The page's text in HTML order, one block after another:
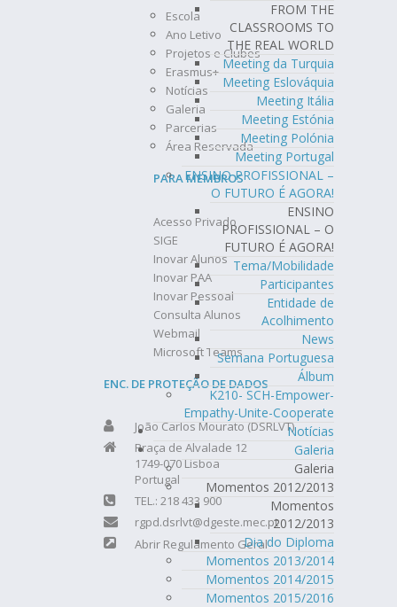
FROM THE
CLASSROOMS TO
THE REAL WORLD
Meeting da Turquia
Meeting Eslováquia
Meeting Itália
Meeting Estónia
Meeting Polónia
Meeting Portugal
ENSINO PROFISSIONAL –
O FUTURO É AGORA!
ENSINO
PROFISSIONAL – O
FUTURO É AGORA!
Tema/Mobilidade
Participantes
Entidade de
Acolhimento
News
Semana Portuguesa
Álbum
K210- SCH-Empower-
Empathy-Unite-Cooperate
Notícias
Galeria
Galeria
Momentos 2012/2013
Momentos
2012/2013
Dia do Diploma
Momentos 2013/2014
Momentos 2014/2015
Momentos 2015/2016
Escola
Ano Letivo
Projetos e Clubes
Erasmus+
Notícias
Galeria
Parcerias
Área Reservada
PARA MEMBROS
Acesso Privado
SIGE
Inovar Alunos
Inovar PAA
Inovar Pessoal
Consulta Alunos
Webmail
Microsoft Teams
ENC. DE PROTEÇÃO DE DADOS
João Carlos Mourato (DSRLVT)
Praça de Alvalade 12
1749-070 Lisboa
Portugal
TEL.: 218 433 900
rgpd.dsrlvt@dgeste.mec.pt
Abrir Regulamento Geral